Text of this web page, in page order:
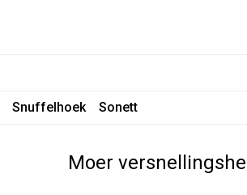
Snuffelhoek Sonett
Moer